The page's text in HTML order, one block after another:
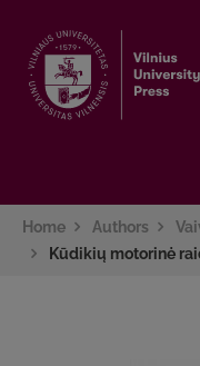
Home Authors
Kūdikių motorinė